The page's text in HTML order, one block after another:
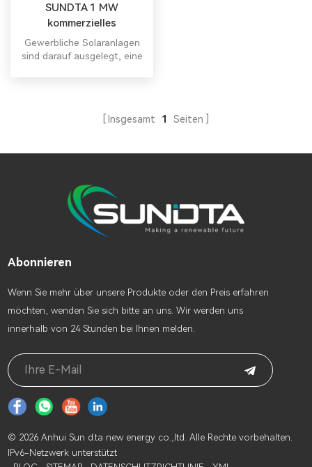
SUNDTA 1 MW
kommerzielles
Hybridsystem
Gewerbliche Solaranlagen
sind darauf ausgelegt, eine
Unternehmen zu decken.
Insgesamt 1 Seiten
Abonnieren
Wenn Sie mehr über unsere Produkte oder den Preis erfahren
möchten, wenden Sie sich bitte an uns. Wir werden uns
innerhalb von 24 Stunden bei Ihnen melden.
© 2026 Anhui Sun d.ta new energy co.,ltd. Alle Rechte vorbehalten.
IPv6-Netzwerk unterstützt